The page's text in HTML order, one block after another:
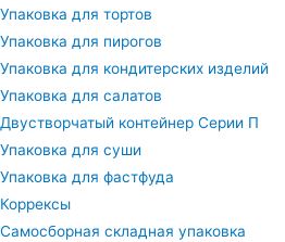
Упаковка для тортов
Упаковка для пирогов
Упаковка для кондитерских изделий
Упаковка для салатов
Двустворчатый контейнер Серии П
Упаковка для суши
Упаковка для фастфуда
Коррексы
Самосборная складная упаковка